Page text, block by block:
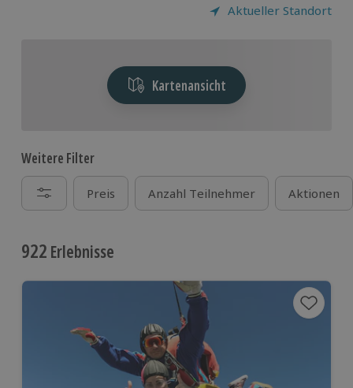
Aktueller Standort
Kartenansicht
Weitere Filter
Preis Anzahl Teilnehmer Aktionen
922 Erlebnisse